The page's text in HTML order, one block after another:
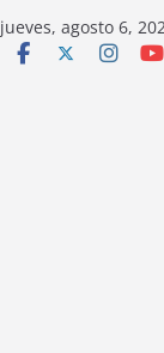
jueves, agosto 6,